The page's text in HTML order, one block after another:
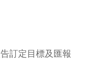
訂定目標及匯報